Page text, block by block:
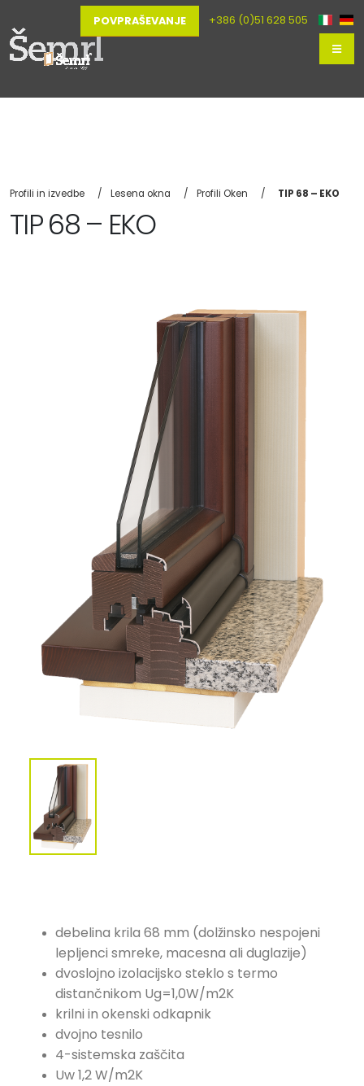
POVPRAŠEVANJE +386 (0)51 628 505
Profili in izvedbe Lesena okna Profili Oken TIP 68 – EKO
TIP 68 – EKO
debelina krila 68 mm (dolžinsko nespojeni
lepljenci smreke, macesna ali duglazije)
dvoslojno izolacijsko steklo s termo
distančnikom Ug=1,0W/m2K
krilni in okenski odkapnik
dvojno tesnilo
4-sistemska zaščita
Uw 1,2 W/m2K